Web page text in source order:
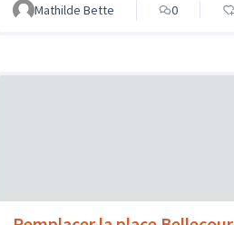
Mathilde Bette 0